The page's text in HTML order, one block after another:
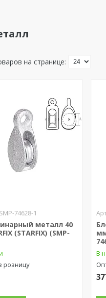
SMP-74628-1
металл 40
(STARFIX) (SMP-
розницу
В